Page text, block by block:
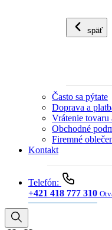
späť
Často sa pýtate
Doprava a
Vrátenie tovaru
Obchodné
Firemné
Kontakt
Telefón:
+421 418 777 310